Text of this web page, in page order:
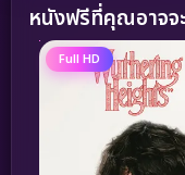
หนังฟรีที่คุณอาจจ
Full HD